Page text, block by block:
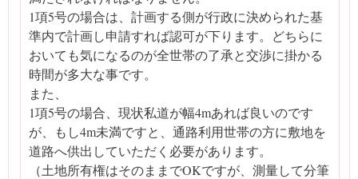
1項5号の場合は、計画する側が行政に決められた基
準内で計画し申請すれば認可が下ります。どちらに
おいても気になるのが全世帯の了承と交渉に掛かる
時間が多大な事です。
また、
1項5号の場合、現状私道が幅4mあれば良いのです
が、もし4m未満ですと、通路利用世帯の方に敷地を
道路へ供出していただく必要があります。
（土地所有権はそのままでOKですが、測量して分筆